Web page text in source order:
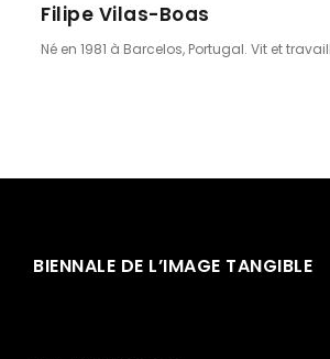
Filipe Vilas-Boas
Né en 1981 à Barcelos, Portugal. Vit et
BIENNALE DE L’IMAGE TANGIBLE